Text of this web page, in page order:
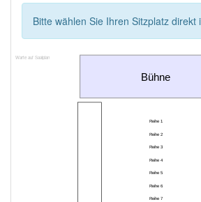
Bitte wählen Sie Ihren Sitzplatz direkt
Warte auf Saalplan
Bühne
Reihe 1
Reihe 2
Reihe 3
Reihe 4
Reihe 5
Reihe 6
Reihe 7